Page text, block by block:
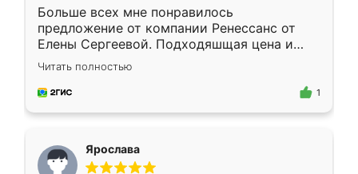
Больше всех мне понравилось
предложение от компании Ренессанс от
Елены Сергеевой. Подходяшщая цена и
короткие сроки изготовления. Приехавший
для замера сотрудник Владислав
предложил по моему эскизу самый
Читать полностью
1
Ярослава